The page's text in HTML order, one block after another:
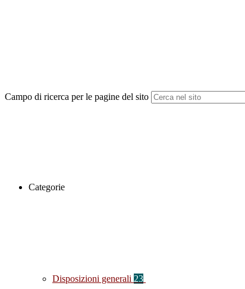
Campo di ricerca per le pagine del sito
Categorie
Disposizioni generali 23